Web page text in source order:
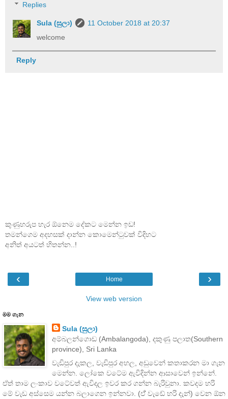
Replies
Sula (සුලා)
11 October 2018 at 20:37
welcome
Reply
කුණුහරුප හැර ඕනෙම දේකට මෙන්න ඉඩ!
තමන්ගෙම අදහසක් දාන්න කොමෙන්ටුවක් විදිහට
අනිත් අයටත් හිතන්න..!
‹ ›
Home
View web version
මම ගැන
Sula (සුලා)
අම්බලන්ගොඩ (Ambalangoda), දකුණු පලාත(Southern
province), Sri Lanka
වැඩිපුර දැකල, වැඩිපුර අහල, අඩුවෙන් කතාකරන මා ගැන
මෙන්න. ලෝකෙ වටේම ඇවිදින්න ආසාවෙන් ඉන්නේ.
ඒත් තාම ලංකාව වටේවත් ඇවිදල ඉවර කර ගන්න බැරිවුනා. කවදම හරි
මේ වැඩ අස්සෙම යන්න බලාගෙන ඉන්නවා. (ඒ් වැඩේ හරි දැන්) වෙන ඕන